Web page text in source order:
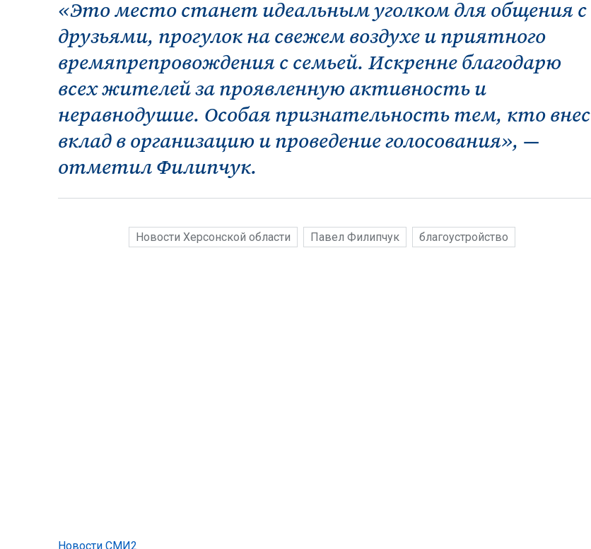
«Это место станет идеальным уголком для общения с
друзьями, прогулок на свежем воздухе и приятного
времяпрепровождения с семьей. Искренне благодарю
всех жителей за проявленную активность и
неравнодушие. Особая признательность тем, кто внес
вклад в организацию и проведение голосования», —
отметил Филипчук.
Новости Херсонской области Павел Филипчук благоустройство
Новости СМИ2